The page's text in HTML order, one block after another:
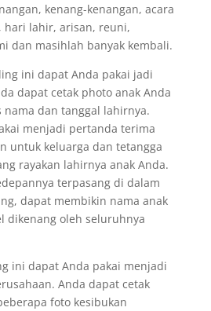
kenang-kenangan, acara
hari lahir, arisan, reuni,
dan masihlah banyak kembali.
ini dapat Anda pakai jadi
dapat cetak photo anak Anda
dan tanggal lahirnya.
menjadi pertanda terima
untuk keluarga dan tetangga
rayakan lahirnya anak Anda.
terpasang di dalam
dapat membikin nama anak
dikenang oleh seluruhnya
ini dapat Anda pakai menjadi
Anda dapat cetak
foto kesibukan